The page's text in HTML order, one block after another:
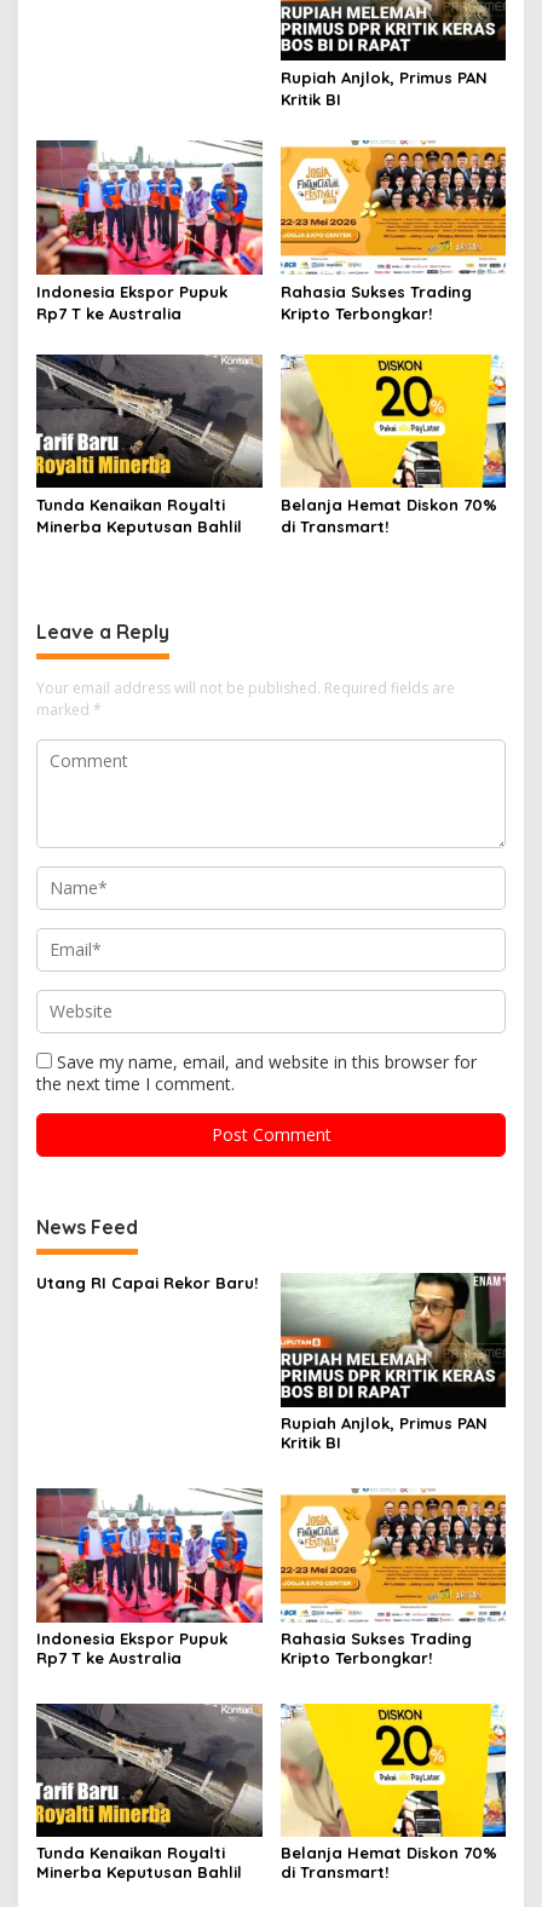
Rupiah Anjlok, Primus PAN
Kritik BI
Indonesia Ekspor Pupuk
Rp7 T ke Australia
Rahasia Sukses Trading
Kripto Terbongkar!
Tunda Kenaikan Royalti
Minerba Keputusan Bahlil
Belanja Hemat Diskon 70%
di Transmart!
Leave a Reply
Your email address will not be published. Required fields are
marked *
Save my name, email, and website in this browser for
the next time I comment.
News Feed
Utang RI Capai Rekor Baru!
Rupiah Anjlok, Primus PAN
Kritik BI
Indonesia Ekspor Pupuk
Rp7 T ke Australia
Rahasia Sukses Trading
Kripto Terbongkar!
Tunda Kenaikan Royalti
Minerba Keputusan Bahlil
Belanja Hemat Diskon 70%
di Transmart!